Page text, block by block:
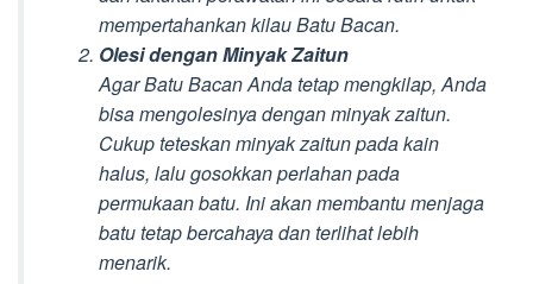
mempertahankan kilau Batu Bacan.
Olesi dengan Minyak Zaitun
Agar Batu Bacan Anda tetap mengkilap, Anda
bisa mengolesinya dengan minyak zaitun.
Cukup teteskan minyak zaitun pada kain
halus, lalu gosokkan perlahan pada
permukaan batu. Ini akan membantu menjaga
batu tetap bercahaya dan terlihat lebih
menarik.